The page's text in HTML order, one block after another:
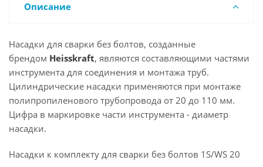
Описание
Насадки для сварки без болтов, созданные
брендом Heisskraft, являются составляющими частями
инструмента для соединения и монтажа труб.
Цилиндрические насадки применяются при монтаже
полипропиленового трубопровода от 20 до 110 мм.
Цифра в маркировке части инструмента - диаметр
насадки.
Насадки к комплекту для сварки без болтов 1S/WS 20